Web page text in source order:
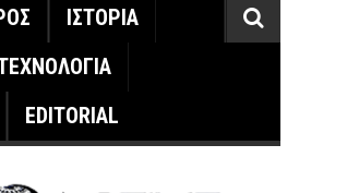
ΙΣΤΟΡΙΑ
EDITORIAL